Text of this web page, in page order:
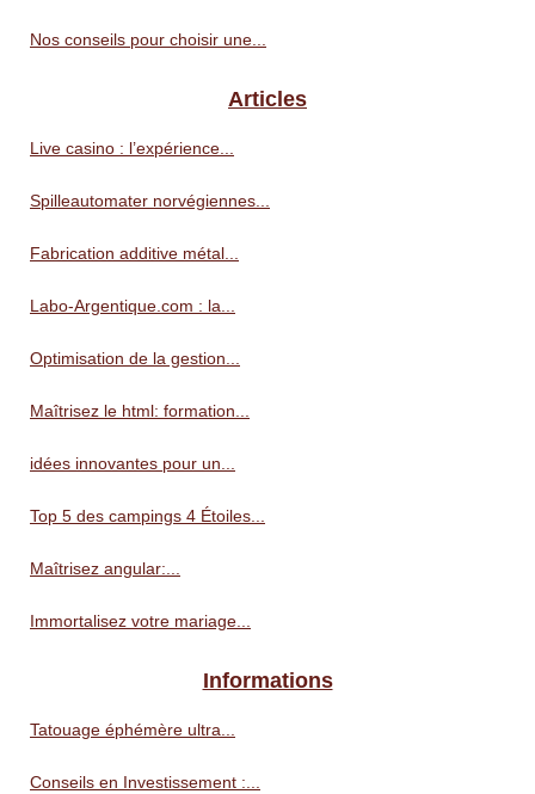
Nos conseils pour choisir une...
Articles
Live casino : l’expérience...
Spilleautomater norvégiennes...
Fabrication additive métal...
Labo-Argentique.com : la...
Optimisation de la gestion...
Maîtrisez le html: formation...
idées innovantes pour un...
Top 5 des campings 4 Étoiles...
Maîtrisez angular:...
Immortalisez votre mariage...
Informations
Tatouage éphémère ultra...
Conseils en Investissement :...